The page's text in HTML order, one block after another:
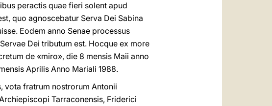
peractis quae fieri solent apud
quo agnoscebatur Serva Dei Sabina
Eodem anno Senae processus
Dei tributum est. Hocque ex more
de «miro», die 8 mensis Maii anno
Aprilis Anno Mariali 1988.
vota fratrum nostrorum Antonii
Tarraconensis, Friderici